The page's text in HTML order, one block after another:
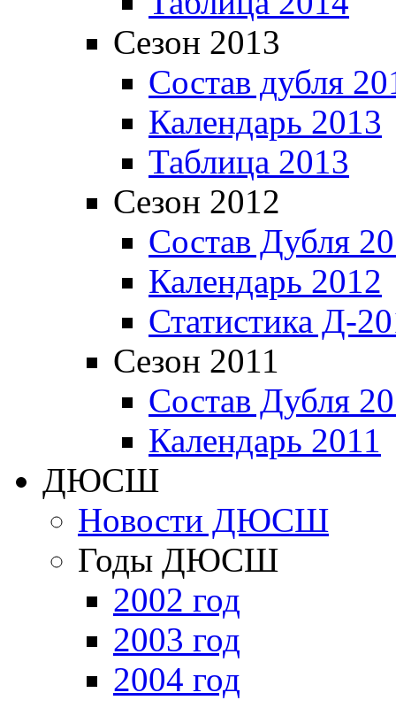
Сезон 2013
Состав дубля
Календарь 2013
Таблица 2013
Сезон 2012
Состав Дубля
Календарь 2012
Статистика Д-
Сезон 2011
Состав Дубля
Календарь 2011
ДЮСШ
Новости ДЮСШ
Годы ДЮСШ
2002 год
2003 год
2004 год